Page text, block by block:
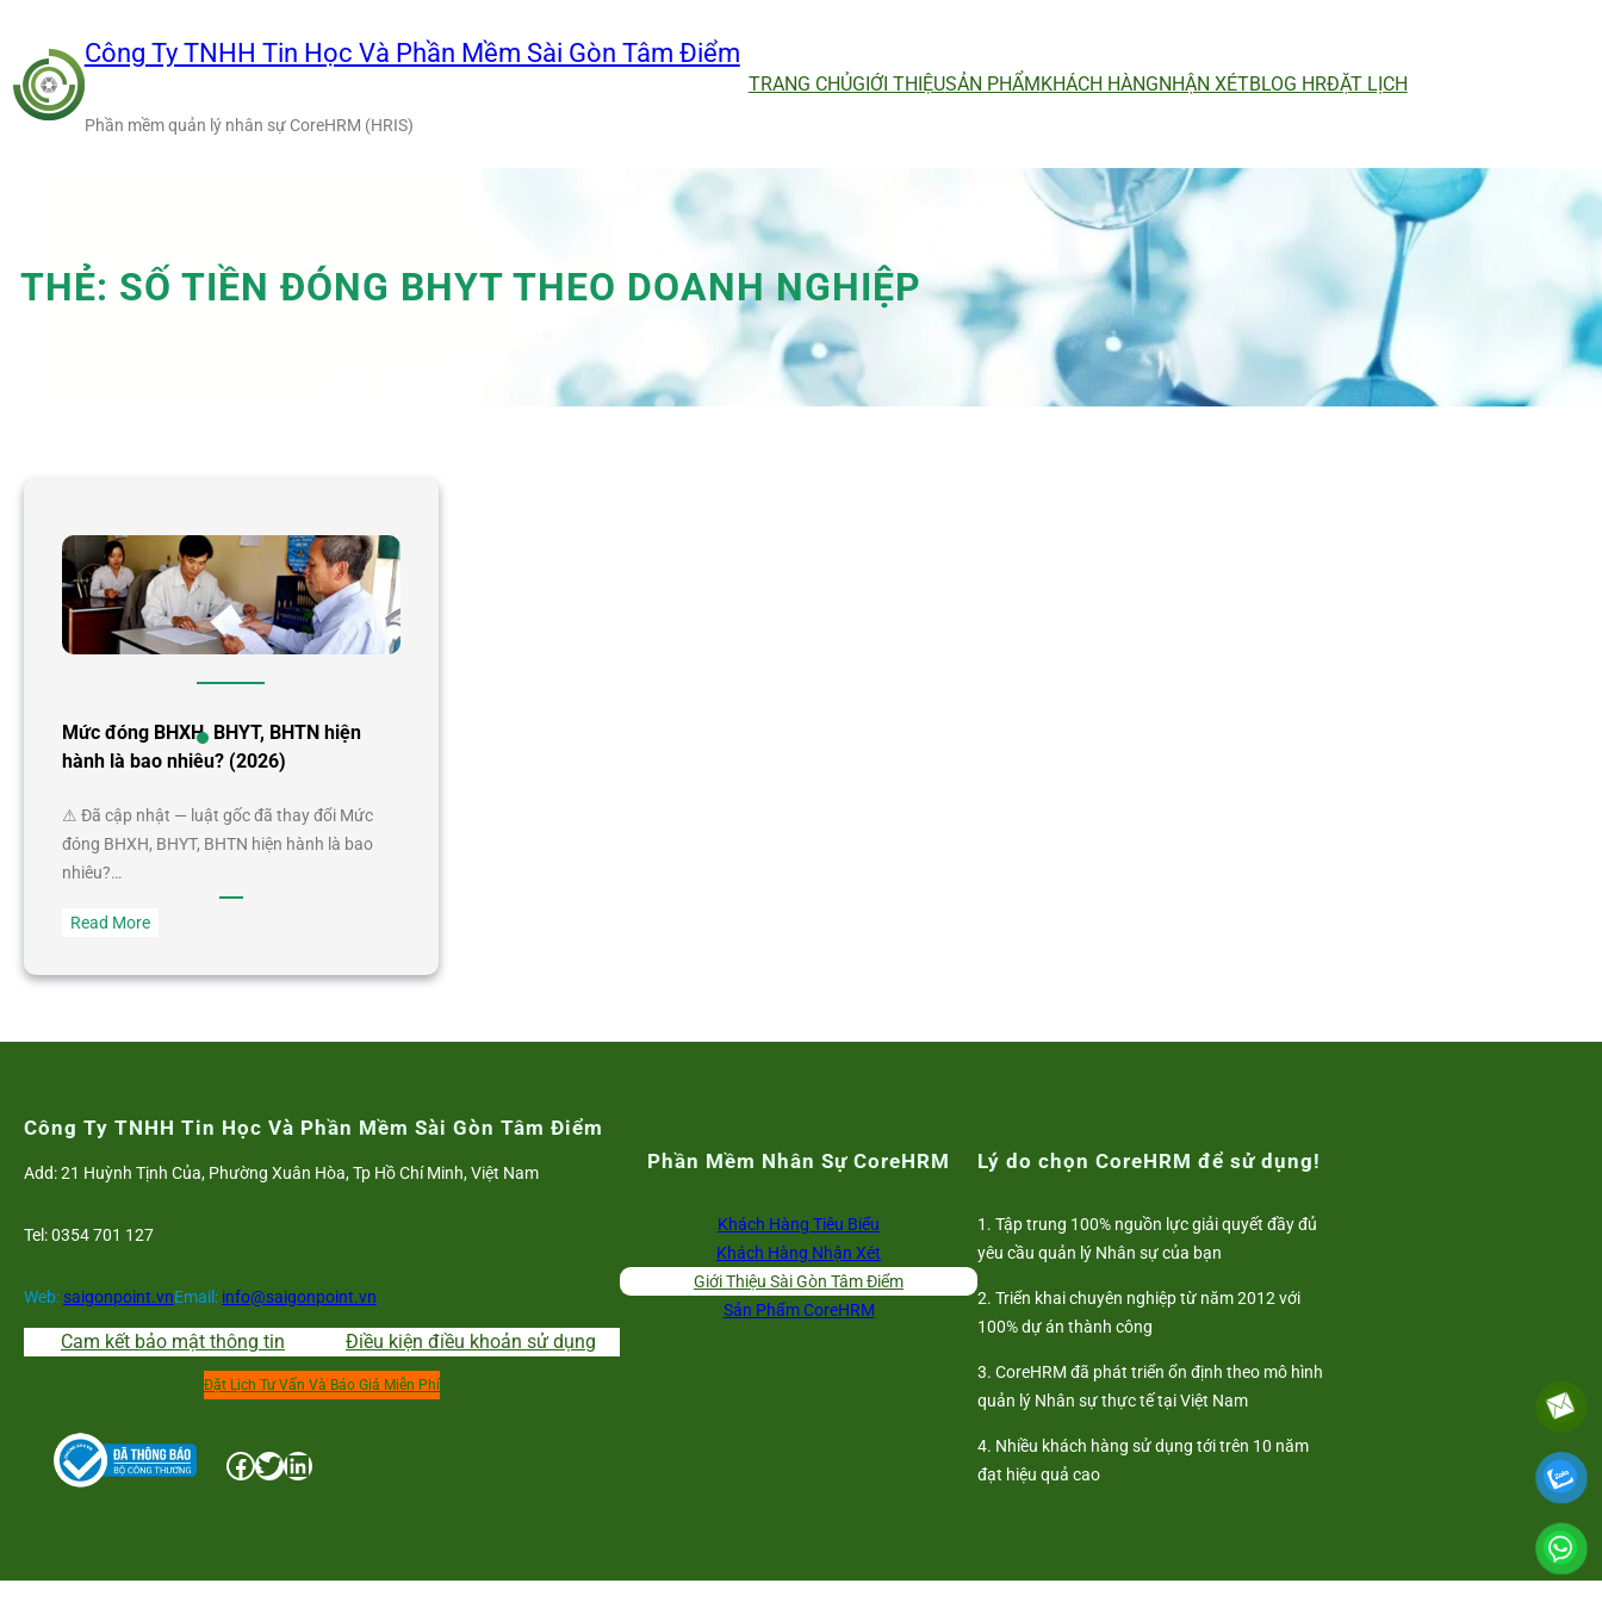
phần
nội
dung
Công Ty TNHH Tin Học Và Phần Mềm Sài Gòn Tâm Điểm
Phần mềm quản lý nhân sự CoreHRM (HRIS)
TRANG CHỦGIỚI THIỆUSẢN PHẨMKHÁCH HÀNGNHẬN XÉTBLOG HRĐẶT LỊCH
THẺ: SỐ TIỀN ĐÓNG BHYT THEO DOANH NGHIỆP
Mức đóng BHXH, BHYT, BHTN hiện
hành là bao nhiêu? (2026)
⚠ Đã cập nhật — luật gốc đã thay đổi Mức
đóng BHXH, BHYT, BHTN hiện hành là bao
nhiêu?…
Read More:
đóng
hành
bao
(2026)
Công Ty TNHH Tin Học Và Phần Mềm Sài Gòn Tâm Điểm
Add: 21 Huỳnh Tịnh Của, Phường Xuân Hòa, Tp Hồ Chí Minh, Việt Nam
Tel: 0354 701 127
Web:saigonpoint.vnEmail: info@saigonpoint.vn
Cam kết bảo mật thông tin Điều kiện điều khoản sử dụng
Đặt Lịch Tư Vấn Và Báo Giá Miễn Phí
Facebook Twitter LinkedIn
Phần Mềm Nhân Sự CoreHRM
Khách Hàng Tiêu Biểu
Khách Hàng Nhận Xét
Giới Thiệu Sài Gòn Tâm Điểm
Sản Phẩm CoreHRM
Lý do chọn CoreHRM để sử dụng!
1. Tập trung 100% nguồn lực giải quyết đầy đủ
yêu cầu quản lý Nhân sự của bạn
2. Triển khai chuyên nghiệp từ năm 2012 với
100% dự án thành công
3. CoreHRM đã phát triển ổn định theo mô hình
quản lý Nhân sự thực tế tại Việt Nam
4. Nhiều khách hàng sử dụng tới trên 10 năm
đạt hiệu quả cao